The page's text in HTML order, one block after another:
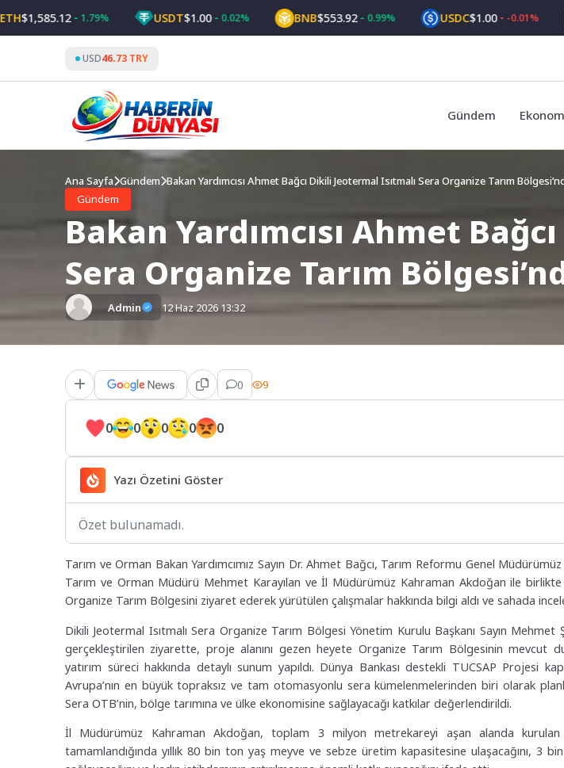
to
1.79% USDT$1.00 0.02% BNB$553.92 0.99% USDC$1.00 -0.01%
USD46.73 TRY
Gündem
Ana Sayfa Gündem Bakan Yardımcısı Ahmet Bağcı Dikili Jeotermal Isıtmalı Sera Organize Tarım
Gündem
Bakan Yardımcısı Ahmet
Sera Organize Tarım
Admin 12 Haz 2026 13:32
0 9
0 0 0 0 0
Yazı Özetini Göster
Özet bulunamadı.
Tarım ve Orman Bakan Yardımcımız Sayın Dr. Ahmet Bağcı, Tarım Reformu Genel Müdürümüz
Tarım ve Orman Müdürü Mehmet Karayılan ve İl Müdürümüz Kahraman Akdoğan ile birlikte
Organize Tarım Bölgesini ziyaret ederek yürütülen çalışmalar hakkında bilgi aldı ve sahada
Dikili Jeotermal Isıtmalı Sera Organize Tarım Bölgesi Yönetim Kurulu Başkanı Sayın Mehmet
gerçekleştirilen ziyarette, proje alanını gezen heyete Organize Tarım Bölgesinin mevcut
yatırım süreci hakkında detaylı sunum yapıldı. Dünya Bankası destekli TUCSAP Projesi
Avrupa’nın en büyük topraksız ve tam otomasyonlu sera kümelenmelerinden biri olarak
Sera OTB’nin, bölge tarımına ve ülke ekonomisine sağlayacağı katkılar değerlendirildi.
İl Müdürümüz Kahraman Akdoğan, toplam 3 milyon metrekareyi aşan alanda kurulan
tamamlandığında yıllık 80 bin ton yaş meyve ve sebze üretim kapasitesine ulaşacağını, 3